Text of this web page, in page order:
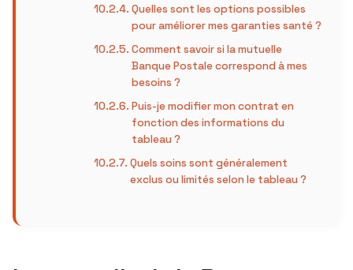
Quelles sont les options possibles
pour améliorer mes garanties santé ?
Comment savoir si la mutuelle
Banque Postale correspond à mes
besoins ?
Puis-je modifier mon contrat en
fonction des informations du
tableau ?
Quels soins sont généralement
exclus ou limités selon le tableau ?